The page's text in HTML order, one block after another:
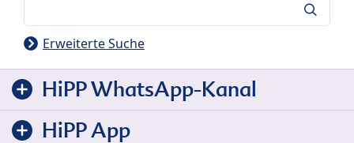
Erweiterte Suche
HiPP WhatsApp-Kanal
HiPP App